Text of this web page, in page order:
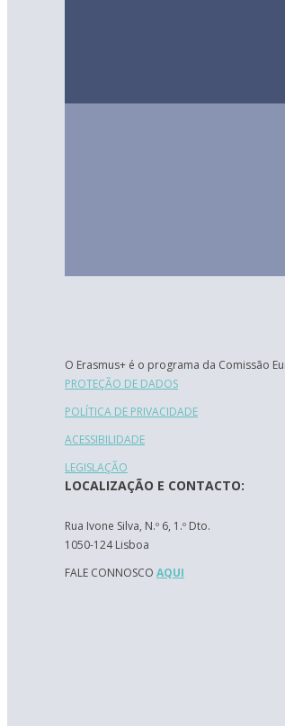
O Erasmus+ é o programa da Comissão
PROTEÇÃO DE DADOS
POLÍTICA DE PRIVACIDADE
ACESSIBILIDADE
LEGISLAÇÃO
LOCALIZAÇÃO E CONTACTO:
Rua Ivone Silva, N.º 6, 1.º Dto.
1050-124 Lisboa
FALE CONNOSCO AQUI